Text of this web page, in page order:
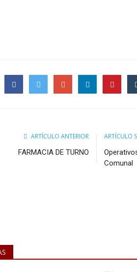
ARTÍCULO ANTERIOR
FARMACIA DE TURNO
ARTÍCULO
Comunal